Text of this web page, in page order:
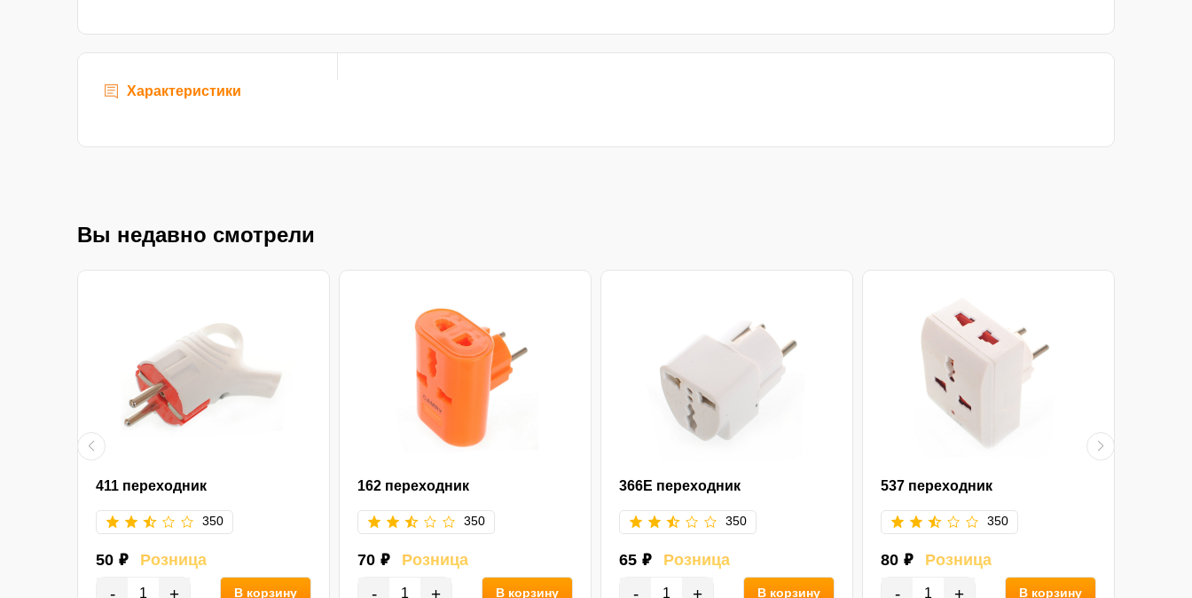
Характеристики
Вы недавно смотрели
411 переходник
350
50 ₽ Розница
- + В корзину
162 переходник
350
70 ₽ Розница
- + В корзину
366E переходник
350
65 ₽ Розница
- + В корзину
537 переходник
350
80 ₽ Розница
- + В корзину